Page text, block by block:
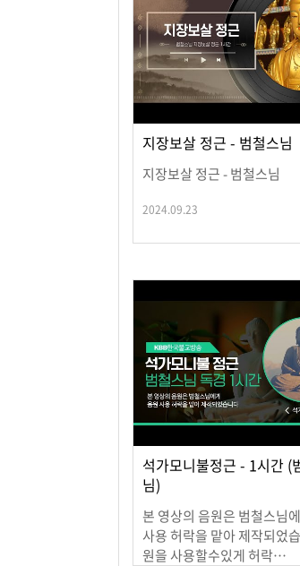
지장보살 정근 - 범철스님
지장보살 정근 - 범철스님
2024.09.23
석가모니불정근 - 1시간 (
님)
본 영상의 음원은 범철스님
사용 허락을 맡아 제작되었
원을 사용할수있게 허락…